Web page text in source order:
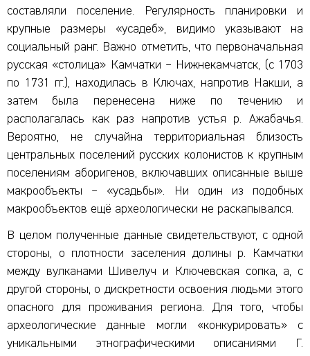
составляли поселение. Регулярность планировки и
крупные размеры «усадеб», видимо указывают на
социальный ранг. Важно отметить, что первоначальная
русская «столица» Камчатки – Нижнекамчатск, (с 1703
по 1731 гг.), находилась в Ключах, напротив Накши, а
затем была перенесена ниже по течению и
располагалась как раз напротив устья р. Ажабачья.
Вероятно, не случайна территориальная близость
центральных поселений русских колонистов к крупным
поселениям аборигенов, включавших описанные выше
макрообъекты – «усадьбы». Ни один из подобных
макрообъектов ещё археологически не раскапывался.
В целом полученные данные свидетельствуют, с одной
стороны, о плотности заселения долины р. Камчатки
между вулканами Шивелуч и Ключевская сопка, а, с
другой стороны, о дискретности освоения людьми этого
опасного для проживания региона. Для того, чтобы
археологические данные могли «конкурировать» с
уникальными этнографическими описаниями Г.